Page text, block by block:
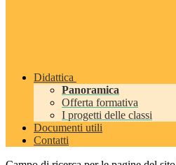
Didattica
Panoramica
Offerta formativa
I progetti delle classi
Documenti utili
Contatti